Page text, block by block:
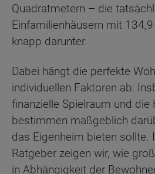
Quadratmetern – die
Einfamilienhäusern mit
knapp darunter.
Dabei hängt die perfekte
individuellen Faktoren ab:
finanzielle Spielraum und die
bestimmen maßgeblich
das Eigenheim bieten sollte.
Ratgeber zeigen wir, wie
in Abhängigkeit der